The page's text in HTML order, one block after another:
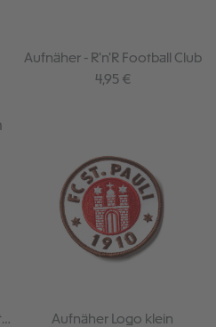
Aufnäher - R'n'R Football Club
Regulärer Preis:
4,95 €
Aufnäher Logo klein